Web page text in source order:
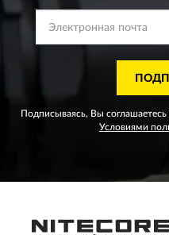
Подписываясь, Вы соглашаетесь
Условиями